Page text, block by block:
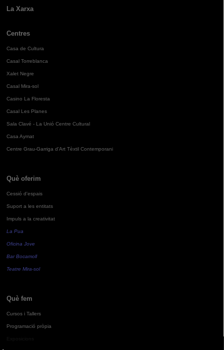
La Xarxa
Centres
Casa de Cultura
Casal Torreblanca
Xalet Negre
Casal Mira-sol
Casino La Floresta
Casal Les Planes
Sala Clavé - La Unió Centre Cultural
Casa Aymat
Centre Grau-Garriga d'Art Tèxtil Contemporani
Què oferim
Cessió d'espais
Suport a les entitats
Impuls a la creativitat
La Pua
Oficina Jove
Bar Bocamoll
Teatre Mira-sol
Què fem
Cursos i Tallers
Programació pròpia